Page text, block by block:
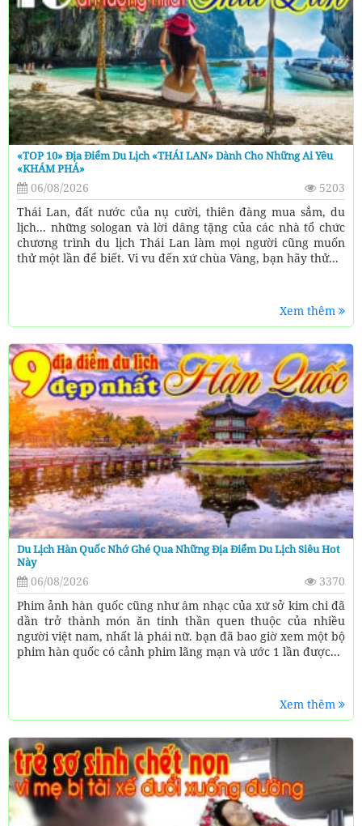
«TOP 10» Địa Điểm Du Lịch «THÁI LAN» Dành Cho Những Ai Yêu
«KHÁM PHÁ»
06/08/2026
5203
Thái Lan, đất nước của nụ cười, thiên đàng mua sắm, du
lịch... những sologan và lời dâng tặng của các nhà tổ chức
chương trình du lịch Thái Lan làm mọi người cũng muốn
thử một lần để biết. Vi vu đến xứ chùa Vàng, bạn hãy thử...
Xem thêm
Du Lịch Hàn Quốc Nhớ Ghé Qua Những Địa Điểm Du Lịch Siêu Hot
Này
06/08/2026
3370
Phim ảnh hàn quốc cũng như âm nhạc của xứ sở kim chi đã
dần trở thành món ăn tinh thần quen thuộc của nhiều
người việt nam, nhất là phái nữ. bạn đã bao giờ xem một bộ
phim hàn quốc có cảnh phim lãng mạn và ước 1 lần được...
Xem thêm